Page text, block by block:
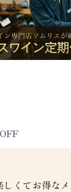
しくてお得な